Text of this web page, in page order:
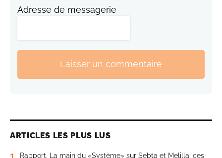
Adresse de messagerie
Laisser un commentaire
ARTICLES LES PLUS LUS
1 Rapport. La main du «Système» sur Sebta et Melilla: ces